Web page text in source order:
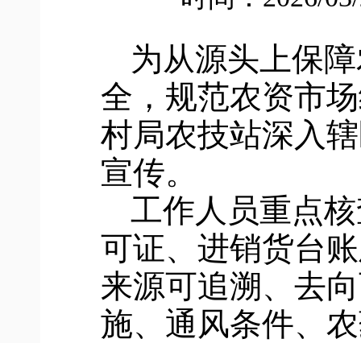
为从源头上保
全，规范农资市
村局农技站深入
宣传。
工作人员重点
可证、进销货台
来源可追溯、去
施、通风条件、